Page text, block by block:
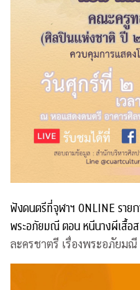
ฟังดนตรีที่จุฬาฯ ONLINE ราย
พระอภัยมณี ตอน หนีนางผีเสื้อ
ละครชาตรี เรื่องพระอภัยม